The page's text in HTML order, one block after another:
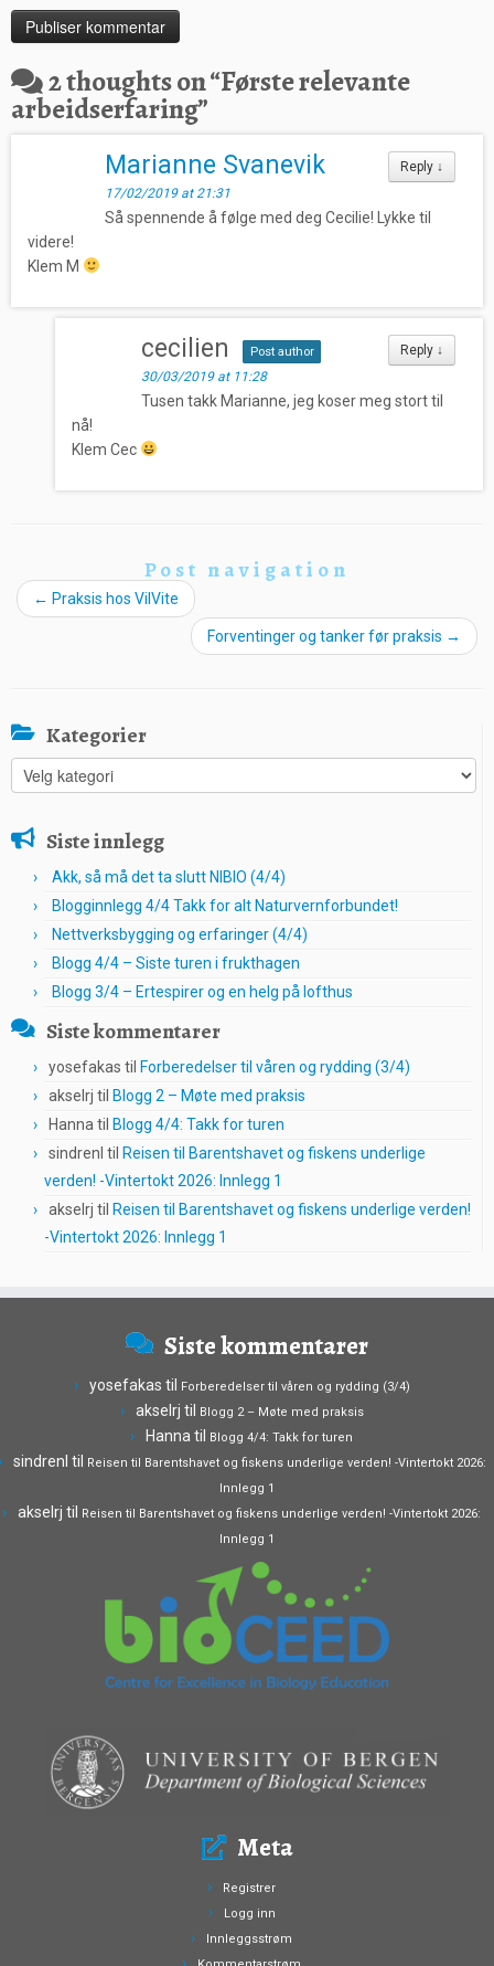
2 thoughts on “Første relevante
arbeidserfaring”
Reply ↓
Marianne Svanevik
17/02/2019 at 21:31
Så spennende å følge med deg Cecilie! Lykke til
videre!
Klem M
Reply ↓
cecilien
Post author
30/03/2019 at 11:28
Tusen takk Marianne, jeg koser meg stort til
nå!
Klem Cec
Post navigation
← Praksis hos VilVite
Forventinger og tanker før praksis →
Kategorier
Kategorier
Siste innlegg
Akk, så må det ta slutt NIBIO (4/4)
Blogginnlegg 4/4 Takk for alt Naturvernforbundet!
Nettverksbygging og erfaringer (4/4)
Blogg 4/4 – Siste turen i frukthagen
Blogg 3/4 – Ertespirer og en helg på lofthus
Siste kommentarer
yosefakas til Forberedelser til våren og rydding (3/4)
akselrj til Blogg 2 – Møte med praksis
Hanna til Blogg 4/4: Takk for turen
sindrenl til Reisen til Barentshavet og fiskens underlige
verden! -Vintertokt 2026: Innlegg 1
akselrj til Reisen til Barentshavet og fiskens underlige verden!
-Vintertokt 2026: Innlegg 1
Siste kommentarer
yosefakas til Forberedelser til våren og rydding (3/4)
akselrj til Blogg 2 – Møte med praksis
Hanna til Blogg 4/4: Takk for turen
sindrenl til
Reisen til Barentshavet og fiskens underlige verden! -Vintertokt 2026:
Innlegg 1
akselrj til
Reisen til Barentshavet og fiskens underlige verden! -Vintertokt 2026:
Innlegg 1
Meta
Registrer
Logg inn
Innleggsstrøm